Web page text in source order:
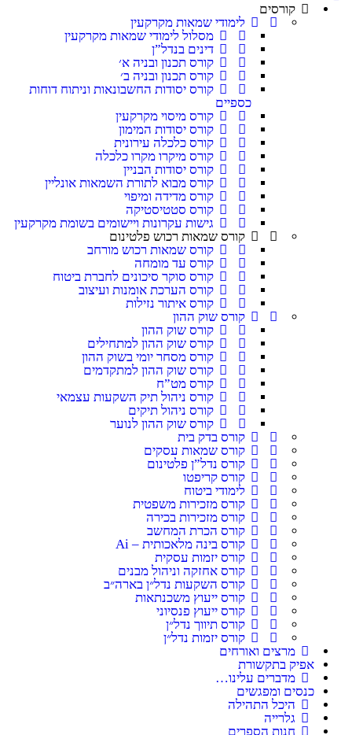
קורסים
לימודי שמאות מקרקעין
מסלול לימודי שמאות מקרקעין
דינים בנדל”ן
קורס תכנון ובניה א׳
קורס תכנון ובניה ב׳
קורס יסודות החשבונאות וניתוח דוחות
כספיים
קורס מיסוי מקרקעין
קורס יסודות המימון
קורס כלכלה עירונית
קורס מיקרו מקרו כלכלה
קורס יסודות הבניין
קורס מבוא לתורת השמאות אונליין
קורס מדידה ומיפוי
קורס סטטיסטיקה
גישות עקרונות ויישומים בשומת מקרקעין
קורס שמאות רכוש פלטינום
קורס שמאות רכוש מורחב
קורס עד מומחה
קורס סוקר סיכונים לחברת ביטוח
קורס הערכת אומנות ועיצוב
קורס איתור נזילות
קורס שוק ההון
קורס שוק ההון
קורס שוק ההון למתחילים
קורס מסחר יומי בשוק ההון
קורס שוק ההון למתקדמים
קורס מט”ח
קורס ניהול תיק השקעות עצמאי
קורס ניהול תיקים
קורס שוק ההון לנוער
קורס בדק בית
קורס שמאות עסקים
קורס נדל”ן פלטינום
קורס קריפטו
לימודי ביטוח
קורס מזכירות משפטית
קורס מזכירות בכירה
קורס הכרת המחשב
קורס בינה מלאכותית – Ai
קורס יזמות עסקית
קורס אחזקה וניהול מבנים
קורס השקעות נדל״ן בארה״ב
קורס ייעוץ משכנתאות
קורס ייעוץ פנסיוני
קורס תיווך נדל״ן
קורס יזמות נדל״ן
מרצים ואורחים
אפיק בתקשורת
מדברים עלינו…
כנסים ומפגשים
היכל התהילה
גלרייה
חנות הספרים